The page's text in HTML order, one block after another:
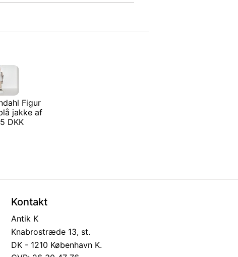
Figur
jakke af
DKK
Kontakt
Antik K
Knabrostræde 13, st.
DK - 1210 København K.